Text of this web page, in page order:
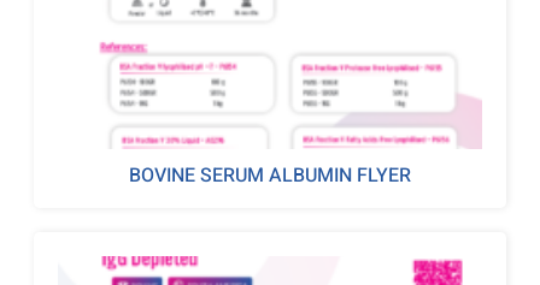
BOVINE SERUM ALBUMIN FLYER